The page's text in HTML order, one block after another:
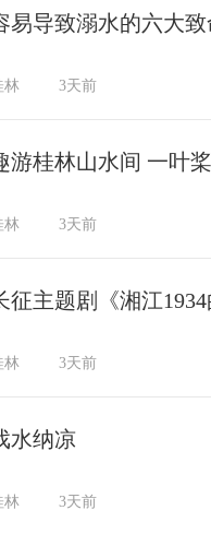
易导致溺水的六大
林 3天前
游桂林山水间 一叶
林 3天前
征主题剧《湘江
林 3天前
水纳凉
林 3天前